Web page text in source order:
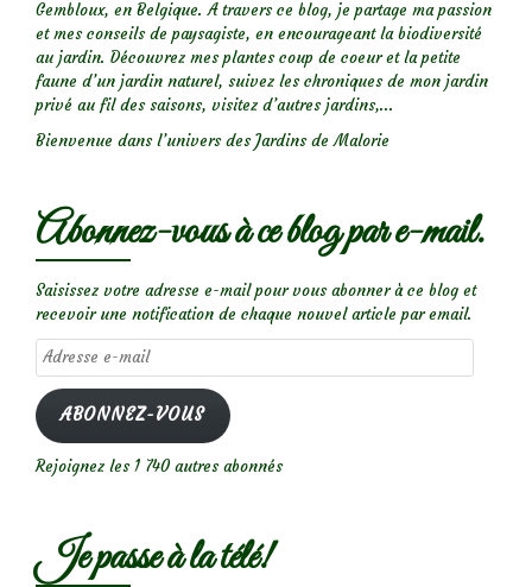
Gembloux, en Belgique. A travers ce blog, je partage ma passion
et mes conseils de paysagiste, en encourageant la biodiversité
au jardin. Découvrez mes plantes coup de coeur et la petite
faune d’un jardin naturel, suivez les chroniques de mon jardin
privé au fil des saisons, visitez d’autres jardins,...
Bienvenue dans l’univers des Jardins de Malorie
Abonnez-vous à ce blog par e-mail.
Saisissez votre adresse e-mail pour vous abonner à ce blog et
recevoir une notification de chaque nouvel article par email.
Adresse
e-
mail
ABONNEZ-VOUS
Rejoignez les 1 740 autres abonnés
Je passe à la télé!